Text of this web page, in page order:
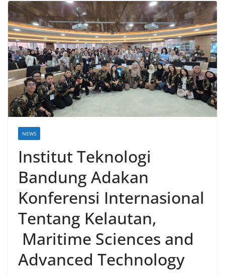
NEWS
Institut Teknologi
Bandung Adakan
Konferensi Internasional
Tentang Kelautan,
Maritime Sciences and
Advanced Technology